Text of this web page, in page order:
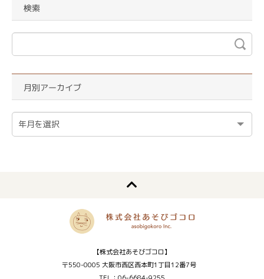
検索
月別アーカイブ
【株式会社あそびゴコロ】
〒550-0005 大阪市西区西本町1丁目12番7号